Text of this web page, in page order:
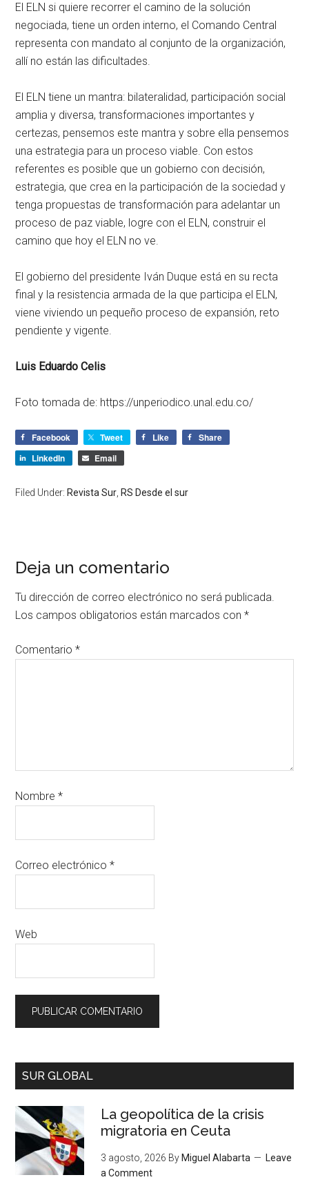
El ELN si quiere recorrer el camino de la solución
negociada, tiene un orden interno, el Comando Central
representa con mandato al conjunto de la organización,
allí no están las dificultades.
El ELN tiene un mantra: bilateralidad, participación social
amplia y diversa, transformaciones importantes y
certezas, pensemos este mantra y sobre ella pensemos
una estrategia para un proceso viable. Con estos
referentes es posible que un gobierno con decisión,
estrategia, que crea en la participación de la sociedad y
tenga propuestas de transformación para adelantar un
proceso de paz viable, logre con el ELN, construir el
camino que hoy el ELN no ve.
El gobierno del presidente Iván Duque está en su recta
final y la resistencia armada de la que participa el ELN,
viene viviendo un pequeño proceso de expansión, reto
pendiente y vigente.
Luis Eduardo Celis
Foto tomada de: https://unperiodico.unal.edu.co/
Facebook Tweet Like
Share
LinkedIn
Email
Filed Under: Revista Sur, RS Desde el sur
Deja un comentario
Tu dirección de correo electrónico no será publicada.
Los campos obligatorios están marcados con*
Comentario*
Nombre*
Correo electrónico*
Web
SUR GLOBAL
La geopolítica de la crisis
migratoria en Ceuta
3 agosto, 2026 By Miguel Alabarta
Leave
a Comment